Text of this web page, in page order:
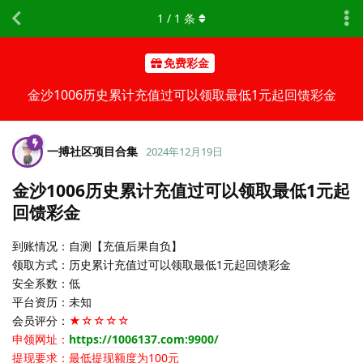
免费彩金
金沙1006历史累计充值过可以领取最低1元起回馈彩金
1 / 1 条
一搏社区项目合集 2024年12月19日
金沙1006历史累计充值过可以领取最低1元起
回馈彩金
到账情况：自测【充值后果自负】
领取方式：历史累计充值过可以领取最低1元起回馈彩金
安全系数：低
平台资历：未知
会员评分： ★☆☆☆☆
申领网址： https://1006137.com:9900/
提现要求：最低提现额度为100元